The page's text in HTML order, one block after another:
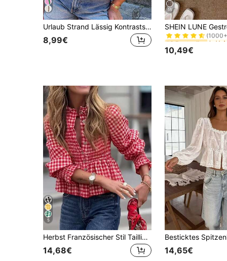
Urlaub Strand Lässig Kontraststreifen Camisole Rosa Sommer, Ästhetisch
8,99€
15
#3 Bestseller
#3 Bestseller
#3 Bestseller
#3 Bestseller
10,49€
5
Herbst Französischer Stil Tailliertes Karo-Design Schick Jung Vielseitig Top Schulanfang Rot
14,68€ 14,65€